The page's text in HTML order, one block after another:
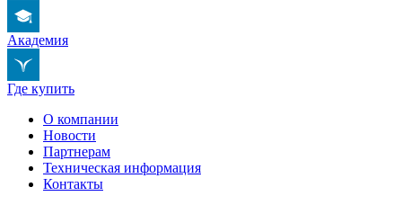
Академия
Где купить
О компании
Новости
Партнерам
Техническая информация
Контакты